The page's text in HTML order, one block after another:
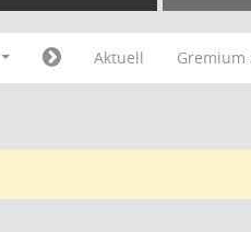
Aktuell Gremium